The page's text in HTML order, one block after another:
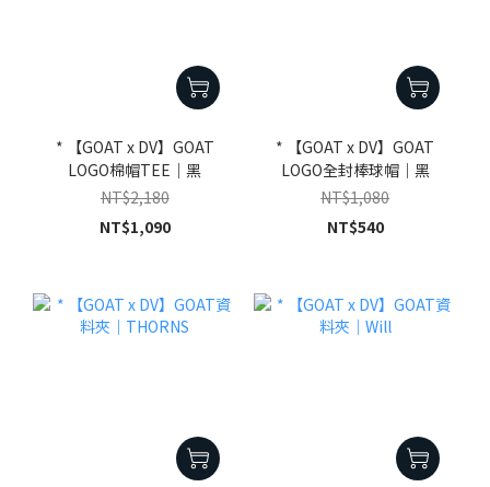
* 【GOAT x DV】GOAT
LOGO棉帽TEE｜黑
NT$2,180
NT$1,090
* 【GOAT x DV】GOAT
LOGO全封棒球帽｜黑
NT$1,080
NT$540